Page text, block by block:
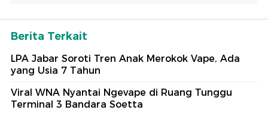
Berita Terkait
LPA Jabar Soroti Tren Anak Merokok Vape, Ada
yang Usia 7 Tahun
Viral WNA Nyantai Ngevape di Ruang Tunggu
Terminal 3 Bandara Soetta